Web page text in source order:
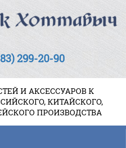
299-20-90
И АКСЕССУАРОВ К
КИТАЙСКОГО,
ПРОИЗВОДСТВА